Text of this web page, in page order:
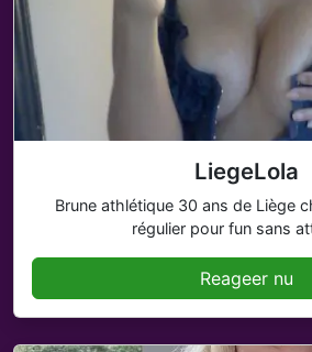
LiegeLola
Brune athlétique 30 ans de Liège
régulier pour fun sans
Reageer nu